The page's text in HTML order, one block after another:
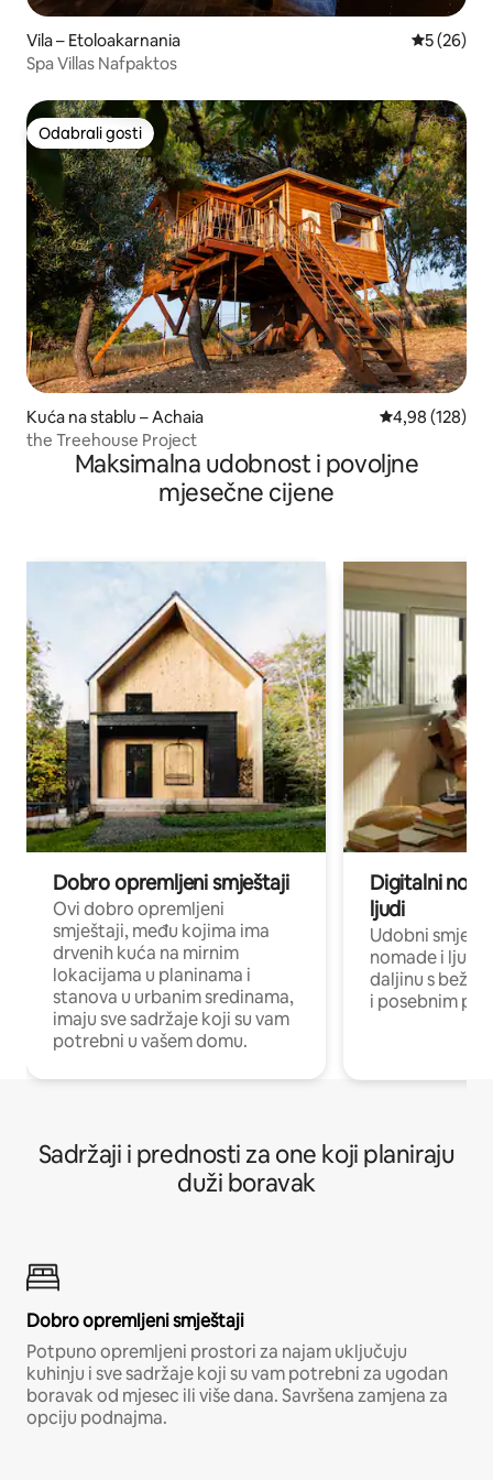
Vila – Etoloakarnania Prosječna
5 (26)
Spa Villas Nafpaktos
Odabrali gosti
Odabrali gosti
Kuća na stablu – Achaia Prosječna
4,98 (128)
the Treehouse Project
Maksimalna udobnost i povoljne
mjesečne cijene
Dobro opremljeni smještaji
Ovi dobro opremljeni
smještaji, među kojima ima
drvenih kuća na mirnim
lokacijama u planinama i
stanova u urbanim sredinama,
imaju sve sadržaje koji su vam
potrebni u vašem domu.
Digitalni
ljudi
Udobni
nomade i ljude
daljinu s
i posebnim
Sadržaji i prednosti za one koji planiraju
duži boravak
Dobro opremljeni smještaji
Potpuno opremljeni prostori za najam uključuju
kuhinju i sve sadržaje koji su vam potrebni za ugodan
boravak od mjesec ili više dana. Savršena zamjena za
opciju podnajma.